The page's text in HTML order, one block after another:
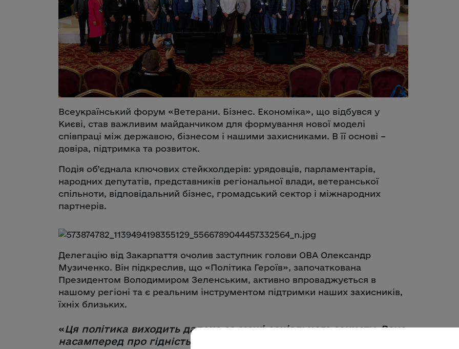
Всеукраїнський форум «Ветерани. Бізнес. Економіка», що відбувся у
Києві, став важливим майданчиком для формування нової моделі
співпраці між державою, бізнесом і нашими захисниками. В її основі –
довіра, підтримка та розвиток.
Подія об’єднала ключових стейкхолдерів: урядовців, парламентарів,
народних депутатів, представників регіональної влади, ветеранської
спільноти, відповідальний бізнес, громадський сектор і міжнародних
партнерів.
Делегацію від Закарпаття очолив заступник голови ОВА Олександр
Музиченко. Він підкреслив, що «Політика Героїв», започаткована
Президентом Володимиром Зеленським, активно впроваджується в
нашому регіоні та є реальним інструментом підтримки наших захисників,
їхніх близьких.
«Ця політика виходить далеко за межі соціального захисту. Вона
насамперед про гідність і надання нових можливостей. Люди,